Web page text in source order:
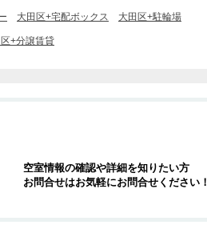
大田区+宅配ボックス 大田区+駐輪場
+分譲賃貸
空室情報の確認や詳細を知りたい方
お問合せはお気軽にお問合せください！